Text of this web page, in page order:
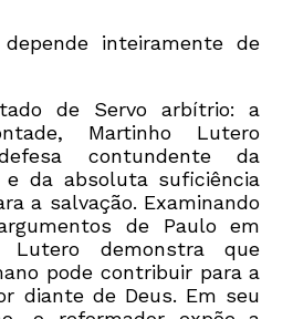
inteiramente de
de Servo arbítrio: a
Martinho Lutero
contundente da
da absoluta suficiência
a salvação. Examinando
de Paulo em
demonstra que
pode contribuir para a
diante de Deus. Em seu